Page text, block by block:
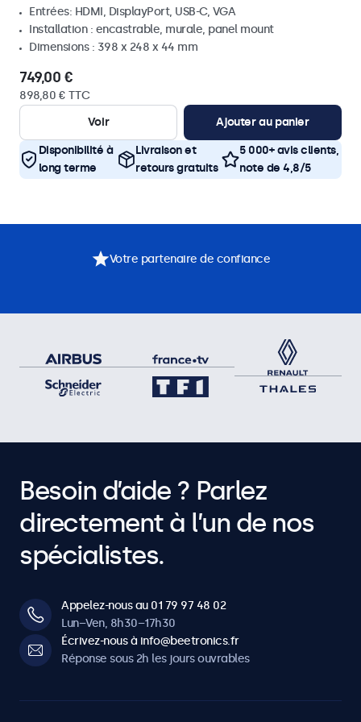
Entrées: HDMI, DisplayPort, USB-C, VGA
Installation : encastrable, murale, panel mount
Dimensions : 398 x 248 x 44 mm
749,00 €
898,80 € TTC
Voir
Ajouter au panier
Disponibilité à
long terme
Livraison et
retours gratuits
5 000+ avis clients,
note de 4,8/5
Votre partenaire de confiance
Besoin d’aide ? Parlez
directement à l’un de nos
spécialistes.
Appelez-nous au 01 79 97 48 02
Lun–Ven, 8h30–17h30
Écrivez-nous à info@beetronics.fr
Réponse sous 2h les jours ouvrables